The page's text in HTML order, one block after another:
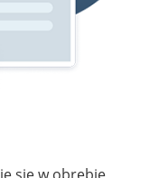
się w obrębie